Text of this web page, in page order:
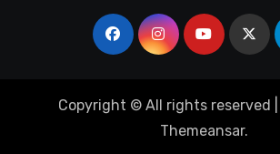
Copyright © All rights reserved
Themeansar.